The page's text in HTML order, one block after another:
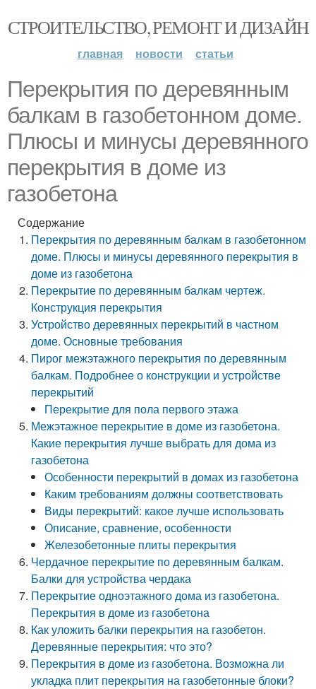
СТРОИТЕЛЬСТВО, РЕМОНТ И ДИЗАЙН
главная новости статьи
Перекрытия по деревянным
балкам в газобетонном доме.
Плюсы и минусы деревянного
перекрытия в доме из
газобетона
Содержание
Перекрытия по деревянным балкам в газобетонном
доме. Плюсы и минусы деревянного перекрытия в
доме из газобетона
Перекрытие по деревянным балкам чертеж.
Конструкция перекрытия
Устройство деревянных перекрытий в частном
доме. Основные требования
Пирог межэтажного перекрытия по деревянным
балкам. Подробнее о конструкции и устройстве
перекрытий
Перекрытие для пола первого этажа
Межэтажное перекрытие в доме из газобетона.
Какие перекрытия лучше выбрать для дома из
газобетона
Особенности перекрытий в домах из газобетона
Каким требованиям должны соответствовать
Виды перекрытий: какое лучше использовать
Описание, сравнение, особенности
Железобетонные плиты перекрытия
Чердачное перекрытие по деревянным балкам.
Балки для устройства чердака
Перекрытие одноэтажного дома из газобетона.
Перекрытия в доме из газобетона
Как уложить балки перекрытия на газобетон.
Деревянные перекрытия: что это?
Перекрытия в доме из газобетона. Возможна ли
укладка плит перекрытия на газобетонные блоки?